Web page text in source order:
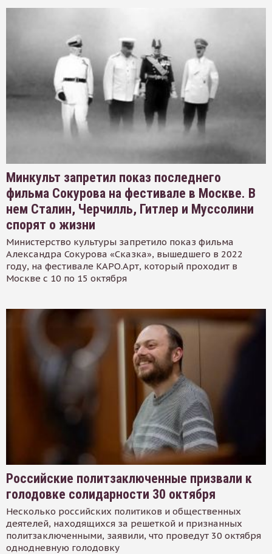
Минкульт запретил показ последнего
фильма Сокурова на фестивале в Москве. В
нем Сталин, Черчилль, Гитлер и Муссолини
спорят о жизни
Министерство культуры запретило показ фильма
Александра Сокурова «Сказка», вышедшего в 2022
году, на фестивале КАРО.Арт, который проходит в
Москве с 10 по 15 октября
Российские политзаключенные призвали к
голодовке солидарности 30 октября
Несколько российских политиков и общественных
деятелей, находящихся за решеткой и признанных
политзаключенными, заявили, что проведут 30 октября
однодневную голодовку